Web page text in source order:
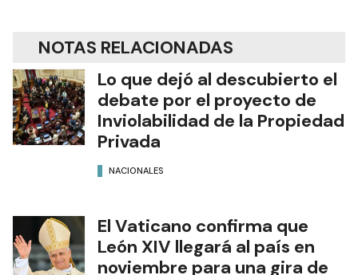
NOTAS RELACIONADAS
Lo que dejó al descubierto el
debate por el proyecto de
Inviolabilidad de la Propiedad
Privada
NACIONALES
El Vaticano confirma que
León XIV llegará al país en
noviembre para una gira de